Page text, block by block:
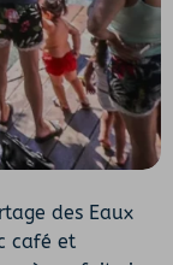
des Eaux
café et